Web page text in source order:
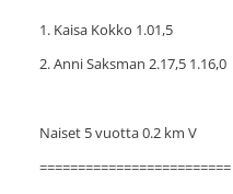
1. Kaisa Kokko 1.01,5
2. Anni Saksman 2.17,5 1.16,0
Naiset 5 vuotta 0.2 km V
=========================